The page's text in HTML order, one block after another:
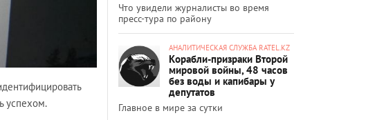
успехом.
Что увидели журналисты во время
пресс-тура по району
АНАЛИТИЧЕСКАЯ СЛУЖБА RATEL.KZ
Корабли-призраки Второй
мировой войны, 48 часов
без воды и капибары у
депутатов
Главное в мире за сутки